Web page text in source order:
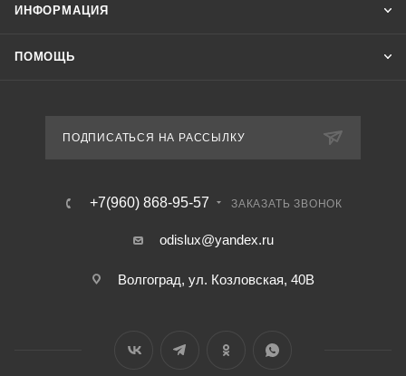
ИНФОРМАЦИЯ
ПОМОЩЬ
ПОДПИСАТЬСЯ НА РАССЫЛКУ
+7(960) 868-95-57 ЗАКАЗАТЬ ЗВОНОК
odislux@yandex.ru
Волгоград, ул. Козловская, 40В